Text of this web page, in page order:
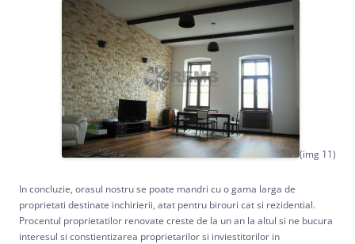
(img 11)
In concluzie, orasul nostru se poate mandri cu o gama larga de
proprietati destinate inchirierii, atat pentru birouri cat si rezidential.
Procentul proprietatilor renovate creste de la un an la altul si ne bucura
interesul si constientizarea proprietarilor si inviestitorilor in